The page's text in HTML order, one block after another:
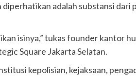
adalah substansi dari
isinya,” tukas founder kantor
Square Jakarta Selatan.
kepolisian, kejaksaan,